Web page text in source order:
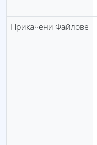
Прикачени Файлове